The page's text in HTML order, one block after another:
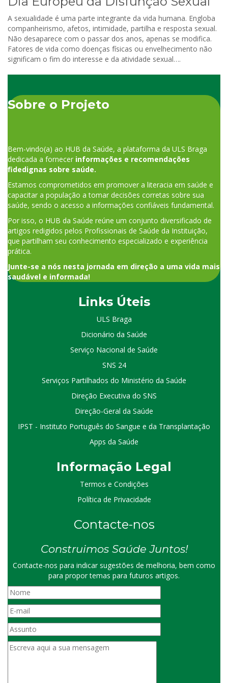
A sexualidade é uma parte integrante da vida humana. Engloba
companheirismo, afetos, intimidade, partilha e resposta sexual.
Não desaparece com o passar dos anos, apenas se modifica.
Fatores de vida como doenças físicas ou envelhecimento não
significam o fim do interesse e da atividade sexual….
Sobre o Projeto
Bem-vindo(a) ao HUB da Saúde, a plataforma da ULS Braga
dedicada a fornecer informações e recomendações
fidedignas sobre saúde.
Estamos comprometidos em promover a literacia em saúde e
capacitar a população a tomar decisões corretas sobre sua
saúde, sendo o acesso a informações confiáveis fundamental.
Por isso, o HUB da Saúde reúne um conjunto diversificado de
artigos redigidos pelos Profissionais de Saúde da Instituição,
que partilham seu conhecimento especializado e experiência
prática.
Junte-se a nós nesta jornada em direção a uma vida mais
saudável e informada!
Links Úteis
ULS Braga
Dicionário da Saúde
Serviço Nacional de Saúde
SNS 24
Serviços Partilhados do Ministério da Saúde
Direção Executiva do SNS
Direção-Geral da Saúde
IPST - Instituto Português do Sangue e da Transplantação
Apps da Saúde
Informação Legal
Termos e Condições
Política de Privacidade
Contacte-nos
Construimos Saúde Juntos!
Contacte-nos para indicar sugestões de melhoria, bem como
para propor temas para futuros artigos.